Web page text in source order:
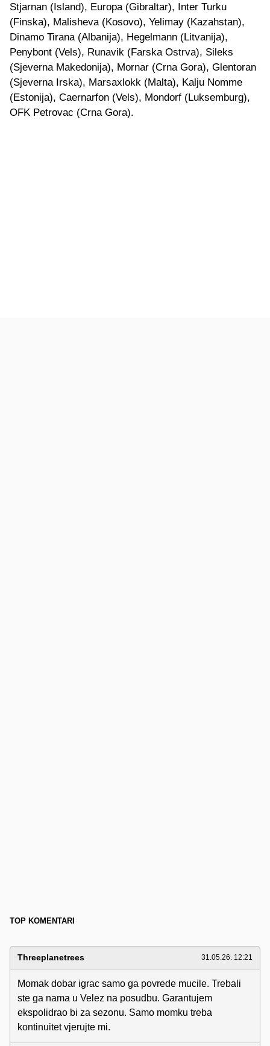
Stjarnan (Island), Europa (Gibraltar), Inter Turku
(Finska), Malisheva (Kosovo), Yelimay (Kazahstan),
Dinamo Tirana (Albanija), Hegelmann (Litvanija),
Penybont (Vels), Runavik (Farska Ostrva), Sileks
(Sjeverna Makedonija), Mornar (Crna Gora), Glentoran
(Sjeverna Irska), Marsaxlokk (Malta), Kalju Nomme
(Estonija), Caernarfon (Vels), Mondorf (Luksemburg),
OFK Petrovac (Crna Gora).
TOP KOMENTARI
Threeplanetrees 31.05.26. 12:21
Momak dobar igrac samo ga povrede mucile. Trebali
ste ga nama u Velez na posudbu. Garantujem
ekspolidrao bi za sezonu. Samo momku treba
kontinuitet vjerujte mi.